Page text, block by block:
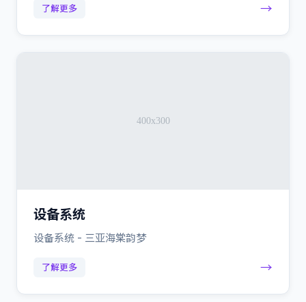
了解更多 →
设备系统
设备系统 - 三亚海棠韵梦
了解更多 →